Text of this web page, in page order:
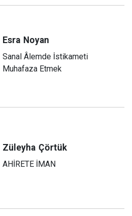
Esra Noyan
Sanal Âlemde İstikameti
Muhafaza Etmek
Züleyha Çörtük
AHİRETE İMAN